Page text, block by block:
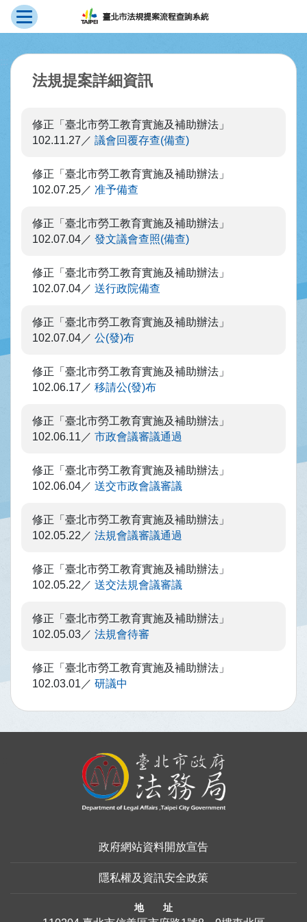
跳到主要內容
展開選單
法規提案詳細資訊
修正「臺北市勞工教育實施及補助辦法」
102.11.27
議會回覆存查(備查)
修正「臺北市勞工教育實施及補助辦法」
102.07.25
准予備查
修正「臺北市勞工教育實施及補助辦法」
102.07.04
發文議會查照(備查)
修正「臺北市勞工教育實施及補助辦法」
102.07.04
送行政院備查
修正「臺北市勞工教育實施及補助辦法」
102.07.04
公(發)布
修正「臺北市勞工教育實施及補助辦法」
102.06.17
移請公(發)布
修正「臺北市勞工教育實施及補助辦法」
102.06.11
市政會議審議通過
修正「臺北市勞工教育實施及補助辦法」
102.06.04
送交市政會議審議
修正「臺北市勞工教育實施及補助辦法」
102.05.22
法規會議審議通過
修正「臺北市勞工教育實施及補助辦法」
102.05.22
送交法規會議審議
修正「臺北市勞工教育實施及補助辦法」
102.05.03
法規會待審
修正「臺北市勞工教育實施及補助辦法」
102.03.01
研議中
政府網站資料開放宣告
隱私權及資訊安全政策
地 址